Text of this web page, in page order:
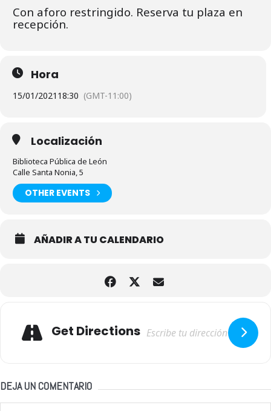
Con aforo restringido. Reserva tu plaza en
recepción.
Hora
15/01/2021 18:30 (GMT-11:00)
Localización
Biblioteca Pública de León
Calle Santa Nonia, 5
OTHER EVENTS
AÑADIR A TU CALENDARIO
Get Directions
DEJA UN COMENTARIO